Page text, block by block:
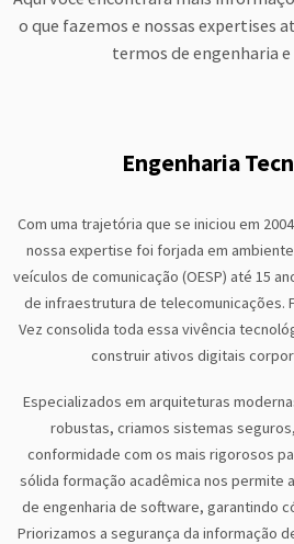
o que fazemos e nossas expertises
termos de engenharia
Engenharia
Com uma trajetória que se iniciou em
nossa expertise foi forjada em
veículos de comunicação (OESP) até 15
de infraestrutura de telecomunicações.
Vez consolida toda essa vivência
construir ativos digitais
Especializados em arquiteturas
robustas, criamos sistemas
conformidade com os mais rigorosos
sólida formação acadêmica nos permite
de engenharia de software, garantindo
Priorizamos a segurança da informação